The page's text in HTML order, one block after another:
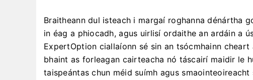
Braitheann dul isteach i margaí roghanna dénártha
in éag a phiocadh, agus uirlisí ordaithe an ardáin a
ExpertOption ciallaíonn sé sin an tsócmhainn
bhaint as forleagan cairteacha nó táscairí maidir le
taispeántas chun méid suímh agus